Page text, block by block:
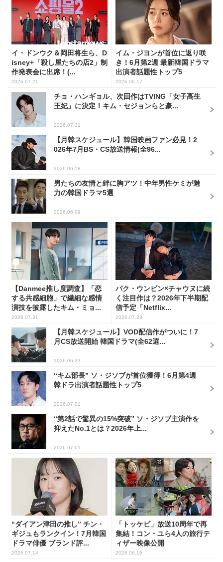
イ・ドンウク＆岡田将生ら、D
isney+「殺し屋たちの店2」制
作発表会に出席！(...
2026.07.21
イム・ジヨンが首位に返り咲
き！6月第2週 最新韓国ドラマ
出演者話題性トップ5
2026.06.17
チョ・ハンギョル、次回作はTVING「女子高生
王妃」に決定！キム・セジョンらと豪...
2026.07.31
【月韓スケジュール】韓国映画ファン必見！2
026年7月BS・CS放送情報(全96...
2026.06.18
男たちの友情と絆に胸アツ！中年男性ケミが魅
力の韓国ドラマ5選
2026.06.09
【Danmee推し度調査】「恋
する共感細胞」で繊細な感情
演技を披露したキム・ミョ...
2026.07.31
パク・ウンビン×チャウヌに続
く注目作は？2026年下半期配
信予定「Netflix...
2026.07.28
【月韓スケジュール】VOD配信作がついに！7
月CS放送開始 韓国ドラマ(全62選...
2026.06.23
“キム部長” ソ・ジソブが首位獲得！6月第4週
韓ドラ出演者話題性トップ5
2026.07.01
“第2話で驚異の15%突破” ソ・ジソブ主演作を
抑えたNo.1とは？2026年上...
2026.07.01
“ダイアン津田の推し” チン・
ギジュもランクイン！7月韓国
ドラマ俳優 ブランド評...
2026.07.14
「トッケビ」放送10周年で再
集結！コン・ユら4人の旅行テ
ィザー映像公開
2026.06.19